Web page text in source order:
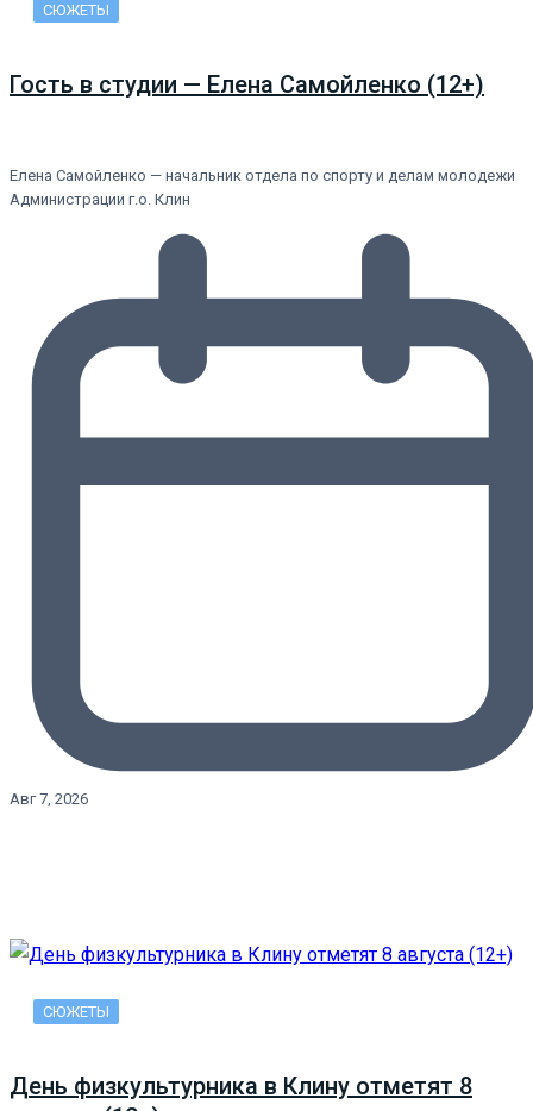
СЮЖЕТЫ
Гость в студии — Елена Самойленко (12+)
Елена Самойленко — начальник отдела по спорту и делам молодежи
Администрации г.о. Клин
Авг 7, 2026
СЮЖЕТЫ
День физкультурника в Клину отметят 8